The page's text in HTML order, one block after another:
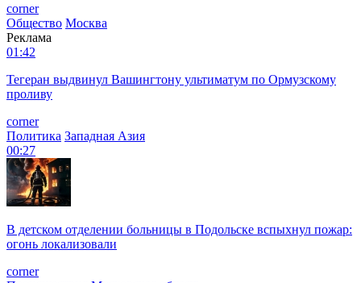
corner
Общество Москва
Реклама
01:42
Тегеран выдвинул Вашингтону ультиматум по Ормузскому
проливу
corner
Политика Западная Азия
00:27
В детском отделении больницы в Подольске вспыхнул пожар:
огонь локализовали
corner